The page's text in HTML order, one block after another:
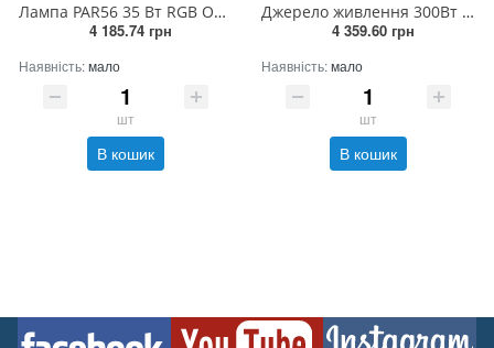
Лампа PAR56 35 Вт RGB ON/OFF скло високої стійкості 12V/DC для 4-х жильного кабелю (без закладної)
4 185.74 грн
Наявність:мало
шт
В кошик
Джерело живлення 300Вт 12V/DC IP67
4 359.60 грн
Наявність:мало
шт
В кошик